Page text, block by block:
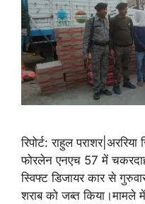
रिपोर्ट: राहुल
फोरलेन एनएच 57 में
स्विफ्ट डिजायर कार से
शराब को जब्त किया।मामले